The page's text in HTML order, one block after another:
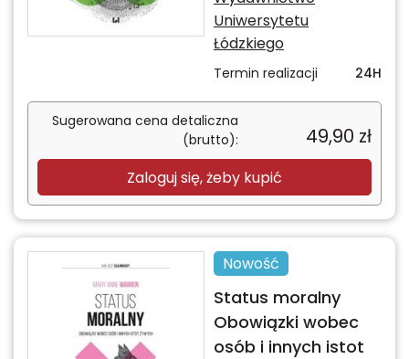
Uniwersytetu
Łódzkiego
Termin realizacji 24H
Sugerowana cena detaliczna
(brutto):
49,90 zł
Zaloguj się, żeby kupić
Nowość
Status moralny
Obowiązki wobec
osób i innych istot